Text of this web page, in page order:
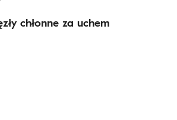
chłonne za uchem